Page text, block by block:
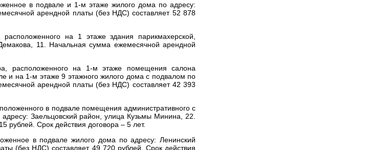
в подвале и 1-м этаже жилого дома по адресу:
арендной платы (без НДС) составляет 52 878
на 1 этаже здания парикмахерской,
11. Начальная сумма ежемесячной арендной
расположенного на 1-м этаже помещения салона
и на 1-м этаже 9 этажного жилого дома с подвалом по
арендной платы (без НДС) составляет 42 393
в подвале помещения административного с
Заельцовский район, улица Кузьмы Минина, 22.
Срок действия договора – 5 лет.
в подвале жилого дома по адресу: Ленинский
(без НДС) составляет 49 720 рублей. Срок действия